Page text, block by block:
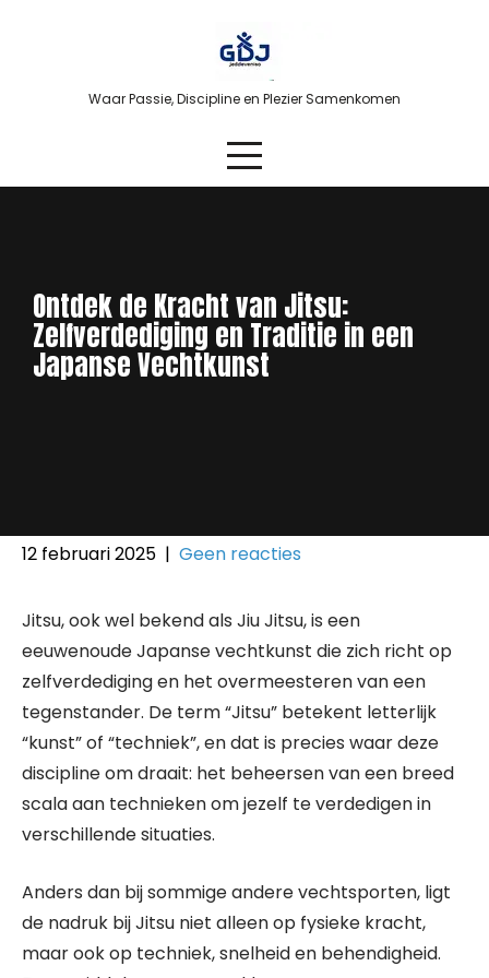
Waar Passie, Discipline en Plezier Samenkomen
Ontdek de Kracht van Jitsu:
Zelfverdediging en Traditie in een
Japanse Vechtkunst
12 februari 2025 | Geen reacties
Jitsu, ook wel bekend als Jiu Jitsu, is een
eeuwenoude Japanse vechtkunst die zich richt op
zelfverdediging en het overmeesteren van een
tegenstander. De term “Jitsu” betekent letterlijk
“kunst” of “techniek”, en dat is precies waar deze
discipline om draait: het beheersen van een breed
scala aan technieken om jezelf te verdedigen in
verschillende situaties.
Anders dan bij sommige andere vechtsporten, ligt
de nadruk bij Jitsu niet alleen op fysieke kracht,
maar ook op techniek, snelheid en behendigheid.